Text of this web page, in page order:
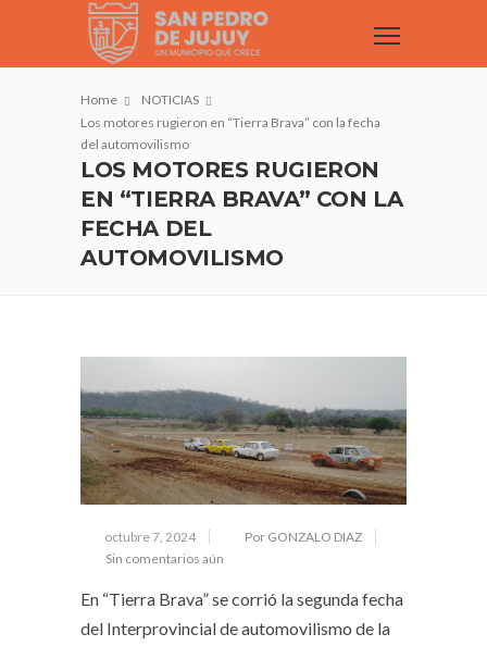
Home
NOTICIAS
Los motores rugieron en “Tierra Brava” con la fecha
del automovilismo
LOS MOTORES RUGIERON
EN “TIERRA BRAVA” CON LA
FECHA DEL
AUTOMOVILISMO
octubre 7, 2024
Por GONZALO DIAZ
Sin comentarios aún
En “Tierra Brava” se corrió la segunda fecha
del Interprovincial de automovilismo de la